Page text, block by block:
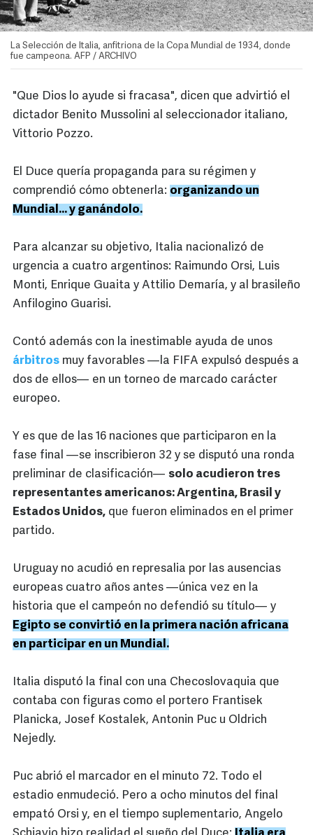
La Selección de Italia, anfitriona de la Copa Mundial de 1934, donde
fue campeona. AFP / ARCHIVO
"Que Dios lo ayude si fracasa", dicen que advirtió el
dictador Benito Mussolini al seleccionador italiano,
Vittorio Pozzo.
El Duce quería propaganda para su régimen y
comprendió cómo obtenerla: organizando un
Mundial... y ganándolo.
Para alcanzar su objetivo, Italia nacionalizó de
urgencia a cuatro argentinos: Raimundo Orsi, Luis
Monti, Enrique Guaita y Attilio Demaría, y al brasileño
Anfilogino Guarisi.
Contó además con la inestimable ayuda de unos
árbitros muy favorables —la FIFA expulsó después a
dos de ellos— en un torneo de marcado carácter
europeo.
Y es que de las 16 naciones que participaron en la
fase final —se inscribieron 32 y se disputó una ronda
preliminar de clasificación— solo acudieron tres
representantes americanos: Argentina, Brasil y
Estados Unidos, que fueron eliminados en el primer
partido.
Uruguay no acudió en represalia por las ausencias
europeas cuatro años antes —única vez en la
historia que el campeón no defendió su título— y
Egipto se convirtió en la primera nación africana
en participar en un Mundial.
Italia disputó la final con una Checoslovaquia que
contaba con figuras como el portero Frantisek
Planicka, Josef Kostalek, Antonin Puc u Oldrich
Nejedly.
Puc abrió el marcador en el minuto 72. Todo el
estadio enmudeció. Pero a ocho minutos del final
empató Orsi y, en el tiempo suplementario, Angelo